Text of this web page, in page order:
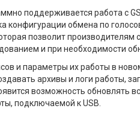
поддерживается работа с
конфигурации обмена по
позволит
и при необходимости
и параметры их работы в
архивы и логи работы,
возможность обновлять
подключаемой к USB.